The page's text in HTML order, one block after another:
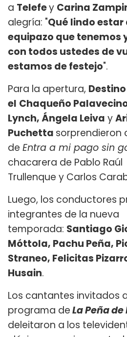
a Telefey Carina
alegría: "Qué lindo
equipazo que tenemos
con todos ustedes de
estamos de festejo".
Para la apertura,
el Chaqueño
Lynch,Ángela Leiva y
Puchetta sorprendieron
de Entra a mi pago sin
chacarera de Pablo Raúl
Trullenque y Carlos
Luego, los conductores
integrantes de la nueva
temporada: Santiago
Móttola, Pachu Peña,
Straneo, Felicitas
Husain.
Los cantantes invitados
programa deLa Peña
deleitaron a los